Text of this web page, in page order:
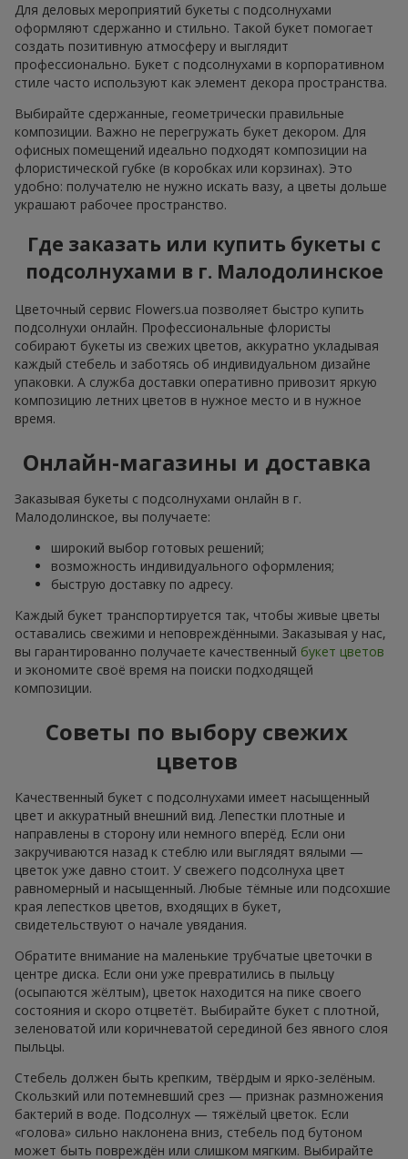
Для деловых мероприятий букеты с подсолнухами
оформляют сдержанно и стильно. Такой букет помогает
создать позитивную атмосферу и выглядит
профессионально. Букет с подсолнухами в корпоративном
стиле часто используют как элемент декора пространства.
Выбирайте сдержанные, геометрически правильные
композиции. Важно не перегружать букет декором. Для
офисных помещений идеально подходят композиции на
флористической губке (в коробках или корзинах). Это
удобно: получателю не нужно искать вазу, а цветы дольше
украшают рабочее пространство.
Где заказать или купить букеты с
подсолнухами в г. Малодолинское
Цветочный сервис Flowers.ua позволяет быстро купить
подсолнухи онлайн. Профессиональные флористы
собирают букеты из свежих цветов, аккуратно укладывая
каждый стебель и заботясь об индивидуальном дизайне
упаковки. А служба доставки оперативно привозит яркую
композицию летних цветов в нужное место и в нужное
время.
Онлайн-магазины и доставка
Заказывая букеты с подсолнухами онлайн в г.
Малодолинское, вы получаете:
широкий выбор готовых решений;
возможность индивидуального оформления;
быструю доставку по адресу.
Каждый букет транспортируется так, чтобы живые цветы
оставались свежими и неповреждёнными. Заказывая у нас,
вы гарантированно получаете качественный букет цветов
и экономите своё время на поиски подходящей
композиции.
Советы по выбору свежих
цветов
Качественный букет с подсолнухами имеет насыщенный
цвет и аккуратный внешний вид. Лепестки плотные и
направлены в сторону или немного вперёд. Если они
закручиваются назад к стеблю или выглядят вялыми —
цветок уже давно стоит. У свежего подсолнуха цвет
равномерный и насыщенный. Любые тёмные или подсохшие
края лепестков цветов, входящих в букет,
свидетельствуют о начале увядания.
Обратите внимание на маленькие трубчатые цветочки в
центре диска. Если они уже превратились в пыльцу
(осыпаются жёлтым), цветок находится на пике своего
состояния и скоро отцветёт. Выбирайте букет с плотной,
зеленоватой или коричневатой серединой без явного слоя
пыльцы.
Стебель должен быть крепким, твёрдым и ярко-зелёным.
Скользкий или потемневший срез — признак размножения
бактерий в воде. Подсолнух — тяжёлый цветок. Если
«голова» сильно наклонена вниз, стебель под бутоном
может быть повреждён или слишком мягким. Выбирайте